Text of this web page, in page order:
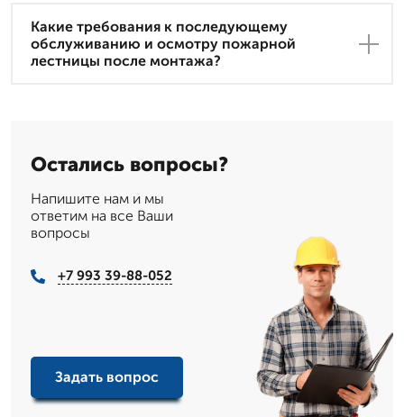
Какие требования к последующему
обслуживанию и осмотру пожарной
лестницы после монтажа?
Остались вопросы?
Напишите нам и мы
ответим на все Ваши
вопросы
+7 993 39-88-052
Задать вопрос